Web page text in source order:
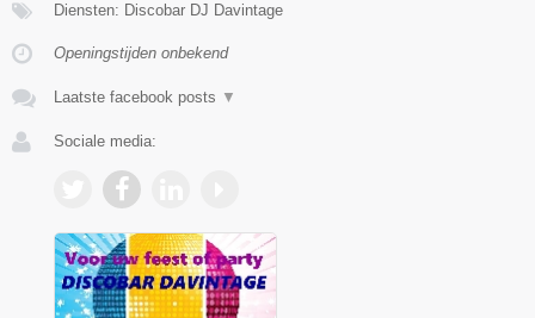
Diensten: Discobar DJ Davintage
Openingstijden onbekend
Laatste facebook posts ▼
Sociale media: